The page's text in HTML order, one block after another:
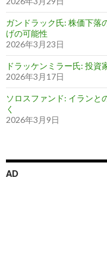
ガンドラック氏: 株価下落
げの可能性
2026年3月23日
ドラッケンミラー氏: 投
2026年3月17日
ソロスファンド: イランと
く
2026年3月9日
AD